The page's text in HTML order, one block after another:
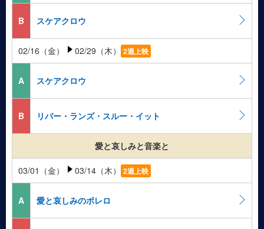
B スケアクロウ
02/16（金） 02/29（木） 2週上映
A スケアクロウ
B リバー・ランズ・スルー・イット
愛と哀しみと音楽と
03/01（金） 03/14（木） 2週上映
A 愛と哀しみのボレロ